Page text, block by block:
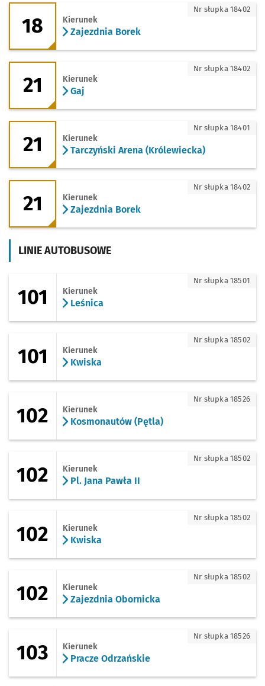
18 - kierunek Zajezdnia Borek
18 Kierunek
Zajezdnia Borek
Nr słupka 18402
21 - kierunek Gaj
21 Kierunek
Gaj
Nr słupka 18402
21 - kierunek Tarczyński Arena
21 Kierunek
Tarczyński Arena (Królewiecka)
Nr słupka 18401
21 - kierunek Zajezdnia Borek
21 Kierunek
Zajezdnia Borek
Nr słupka 18402
LINIE AUTOBUSOWE
101 Kierunek
Leśnica
Nr słupka 18501
101 Kierunek
Kwiska
Nr słupka 18502
102 - kierunek Kosmonautów (Pętla)
102 Kierunek
Kosmonautów (Pętla)
Nr słupka 18526
102 - kierunek Pl. Jana Pawła II
102 Kierunek
Pl. Jana Pawła II
Nr słupka 18502
102 Kierunek
Kwiska
Nr słupka 18502
102 - kierunek Zajezdnia Obornicka
102 Kierunek
Zajezdnia Obornicka
Nr słupka 18502
103 - kierunek Pracze Odrzańskie
103 Kierunek
Pracze Odrzańskie
Nr słupka 18526